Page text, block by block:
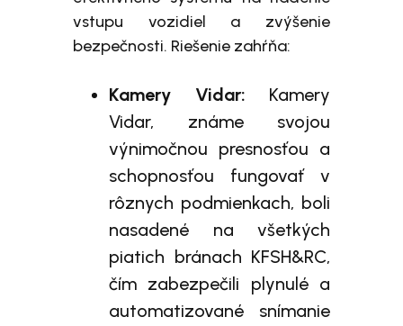
vstupu vozidiel a zvýšenie
bezpečnosti. Riešenie zahŕňa:
Kamery Vidar: Kamery
Vidar, známe svojou
výnimočnou presnosťou a
schopnosťou fungovať v
rôznych podmienkach, boli
nasadené na všetkých
piatich bránach KFSH&RC,
čím zabezpečili plynulé a
automatizované snímanie